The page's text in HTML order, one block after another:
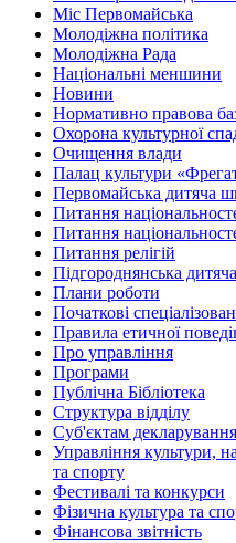
Міс Первомайська
Молодіжна політика
Молодіжна Рада
Національні меншини
Новини
Нормативно правова
Охорона культурної
Очищення влади
Палац культури
Первомайська дитяча
Питання
Питання
Питання релігій
Підгороднянська
Плани роботи
Початкові
Правила етичної
Про управління
Програми
Публічна Бібліотека
Структура відділу
Суб'єктам декларування
Управління культури,
та спорту
Фестивалі та конкурси
Фізична культура та
Фінансова звітність